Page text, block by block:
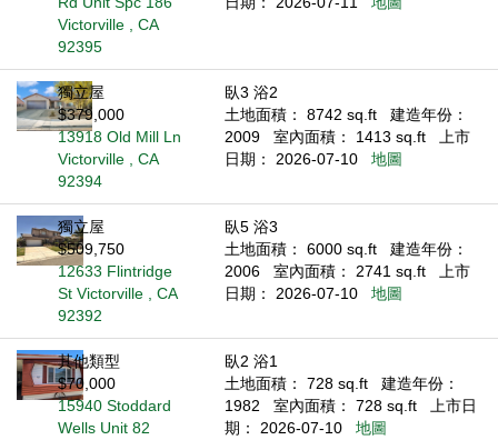
Victorville , CA
92395
獨立屋
$379,000
13918 Old Mill Ln
Victorville , CA
92394
臥3 浴2
土地面積： 8742 sq.ft
建造年份：
2009
室內面積： 1413 sq.ft
上市
日期： 2026-07-10
地圖
獨立屋
$509,750
12633 Flintridge
St Victorville , CA
92392
臥5 浴3
土地面積： 6000 sq.ft
建造年份：
2006
室內面積： 2741 sq.ft
上市
日期： 2026-07-10
地圖
其他類型
$70,000
15940 Stoddard
Wells Unit 82
臥2 浴1
土地面積： 728 sq.ft
建造年份：
1982
室內面積： 728 sq.ft
上市日
期： 2026-07-10
地圖